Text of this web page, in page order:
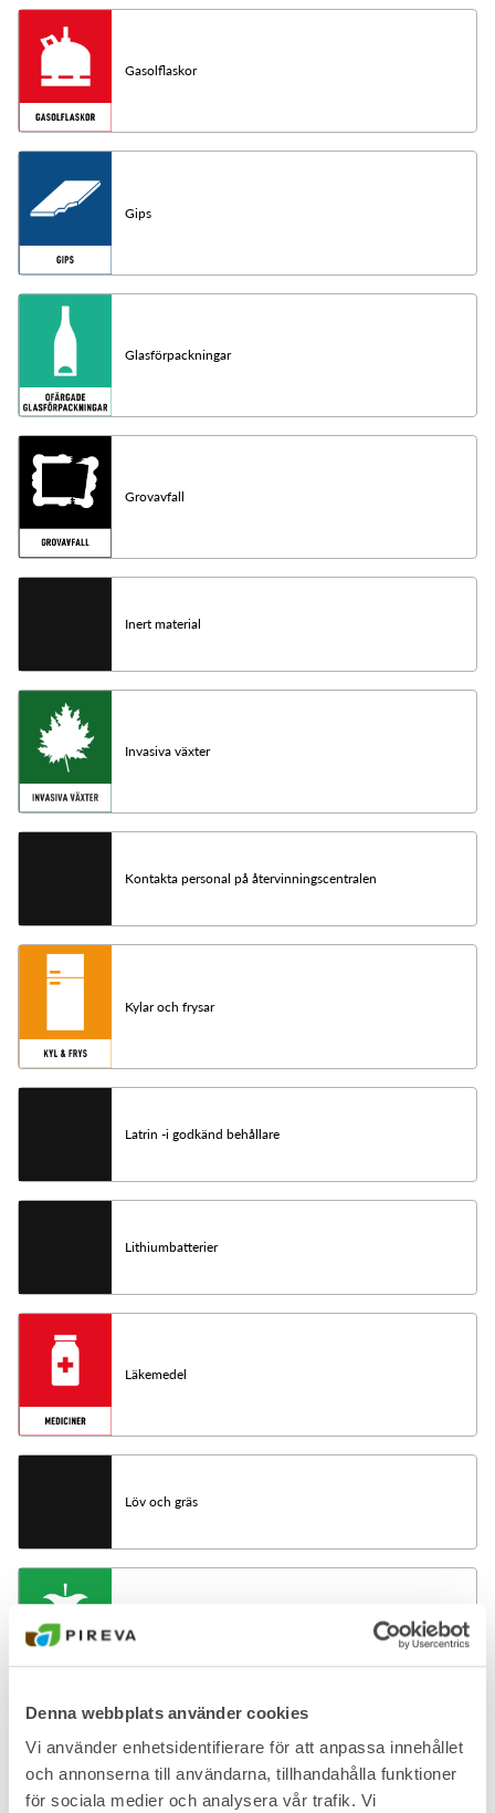
Denna webbplats använder cookies
Vi använder enhetsidentifierare för att anpassa innehållet
och annonserna till användarna, tillhandahålla funktioner
för sociala medier och analysera vår trafik. Vi
Gasolflaskor
Gips
Glasförpackningar
Grovavfall
Inert material
Invasiva växter
Kontakta personal på återvinningscentralen
Kylar och frysar
Latrin -i godkänd behållare
Lithiumbatterier
Läkemedel
Löv och gräs
Matavfall
Matolja -mindre mängd